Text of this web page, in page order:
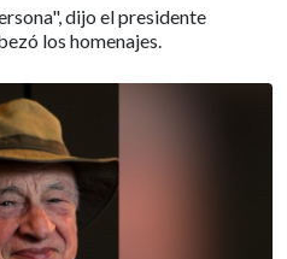
dijo el presidente
los homenajes.